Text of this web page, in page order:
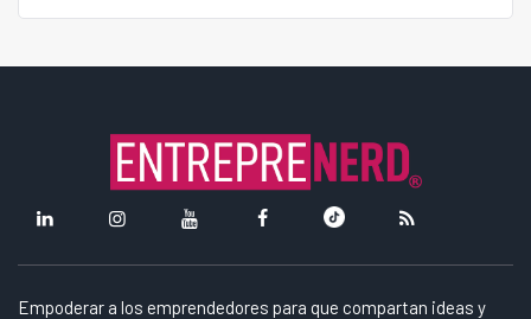
Empoderar a los emprendedores para que compartan ideas y